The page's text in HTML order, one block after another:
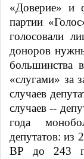
«Доверие» и
партии
голосовали
доноров
большинства
«слугами» за
случаев
случаев --
года
депутатов: из
ВР до 243